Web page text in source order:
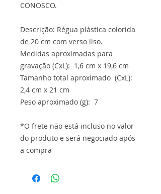
CONOSCO.
Descrição: Régua plástica colorida
de 20 cm com verso liso.
Medidas aproximadas para
gravação (CxL): 1,6 cm x 19,6 cm
Tamanho total aproximado (CxL):
2,4 cm x 21 cm
Peso aproximado (g): 7
*O frete não está incluso no valor
do produto e será negociado após
a compra